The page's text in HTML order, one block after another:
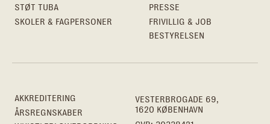
STØT TUBA
SKOLER & FAGPERSONER
PRESSE
FRIVILLIG & JOB
BESTYRELSEN
VESTERBROGADE 69,
1620 KØBENHAVN
AKKREDITERING
ÅRSREGNSKABER